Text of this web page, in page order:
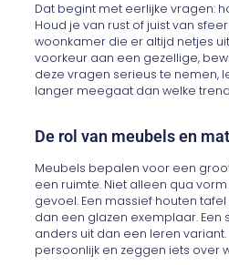
Dat begint met eerlijke vragen:
Houd je van rust of juist van
woonkamer die er altijd netjes
voorkeur aan een gezellige,
deze vragen serieus te nemen,
langer meegaat dan welke
De rol van meubels en
Meubels bepalen voor een
een ruimte. Niet alleen qua
gevoel. Een massief houten
dan een glazen exemplaar. Een
anders uit dan een leren variant.
persoonlijk en zeggen iets over